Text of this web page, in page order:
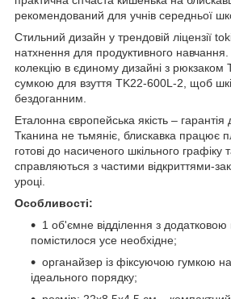
рекомендований для учнів середньої
Стильний дизайн у трендовій ліцензії
натхнення для продуктивного навчання.
колекцію в єдиному дизайні з рюкзаком
сумкою для взуття TK22-600L-2, щоб
бездоганним.
Еталонна європейська якість – гарантія
Тканина не тьмяніє, блискавка працює
готові до насиченого шкільного графіку
справляються з частими відкриттями-
уроці.
Особливості:
1 об'ємне відділення з
помістилося усе необхідне;
органайзер із фіксуючою гумкою
ідеального порядку;